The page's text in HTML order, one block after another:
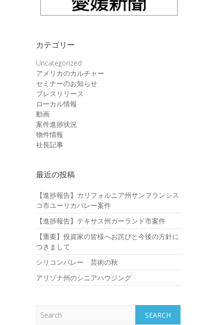
カテゴリー
Uncategorized
アメリカのカルチャー
セミナーのお知らせ
プレスリリース
ローカル情報
動画
案件進捗状況
物件情報
社長記事
最近の投稿
【進捗報告】カリフォルニア州サンフランシス
コ市ユーリカバレー案件
【進捗報告】テキサス州ガーランド市案件
【重要】投資家の皆様へお詫びと今後の方針に
つきまして
シリコンバレー 芸術の秋
アリゾナ州のシニアハウジング
Search